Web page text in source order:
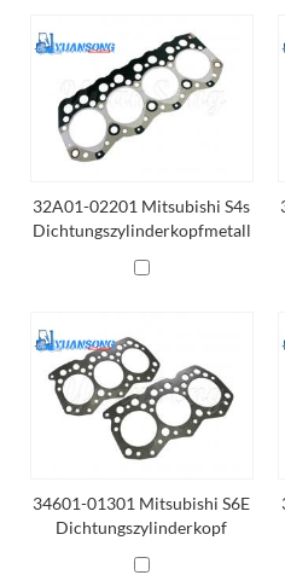
32A01-02201 Mitsubishi S4s
Dichtungszylinderkopfmetall
34601-01301 Mitsubishi S6E
Dichtungszylinderkopf